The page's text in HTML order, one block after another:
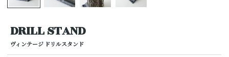
DRILL STAND
ヴィンテージ ドリルスタンド